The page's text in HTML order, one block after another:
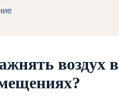
воздух в